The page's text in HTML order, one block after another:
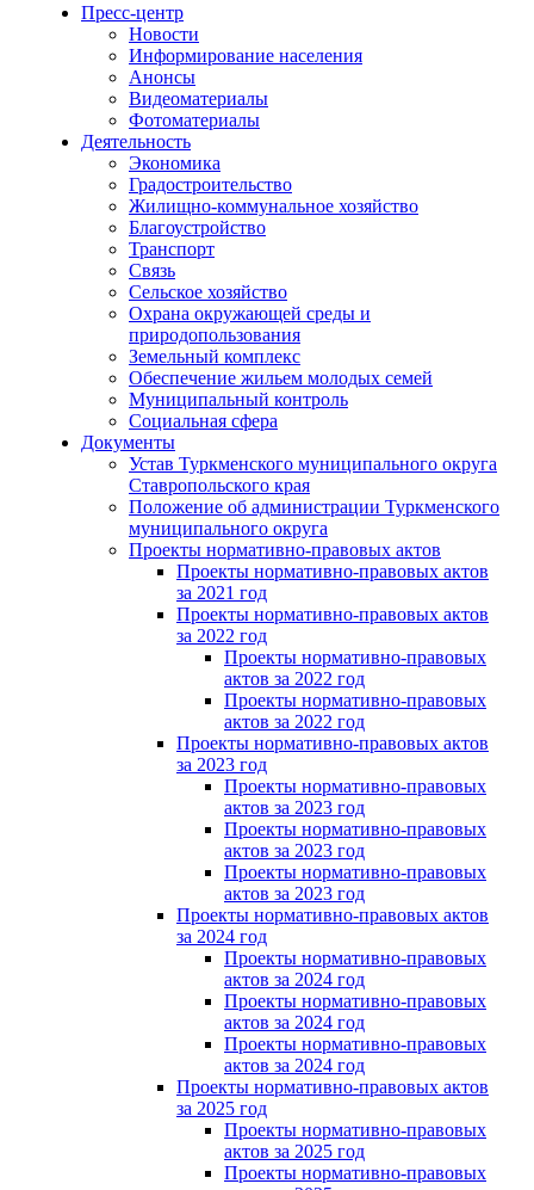
Пресс-центр
Новости
Информирование населения
Анонсы
Видеоматериалы
Фотоматериалы
Деятельность
Экономика
Градостроительство
Жилищно-коммунальное хозяйство
Благоустройство
Транспорт
Связь
Сельское хозяйство
Охрана окружающей среды и
природопользования
Земельный комплекс
Обеспечение жильем молодых семей
Муниципальный контроль
Социальная сфера
Документы
Устав Туркменского муниципального округа
Ставропольского края
Положение об администрации Туркменского
муниципального округа
Проекты нормативно-правовых актов
Проекты нормативно-правовых актов
за 2021 год
Проекты нормативно-правовых актов
за 2022 год
Проекты нормативно-правовых
актов за 2022 год
Проекты нормативно-правовых
актов за 2022 год
Проекты нормативно-правовых актов
за 2023 год
Проекты нормативно-правовых
актов за 2023 год
Проекты нормативно-правовых
актов за 2023 год
Проекты нормативно-правовых
актов за 2023 год
Проекты нормативно-правовых актов
за 2024 год
Проекты нормативно-правовых
актов за 2024 год
Проекты нормативно-правовых
актов за 2024 год
Проекты нормативно-правовых
актов за 2024 год
Проекты нормативно-правовых актов
за 2025 год
Проекты нормативно-правовых
актов за 2025 год
Проекты нормативно-правовых